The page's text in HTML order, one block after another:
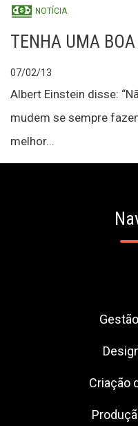
NOTÍCIA
TENHA UMA BOA
07/02/13
Albert Einstein disse:
mudem se sempre
melhor...
Criação